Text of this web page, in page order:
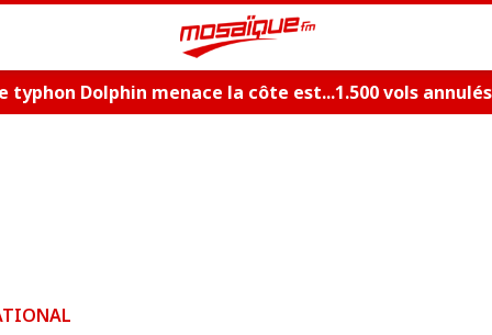
typhon Dolphin menace la côte est...1.500 vols annulés